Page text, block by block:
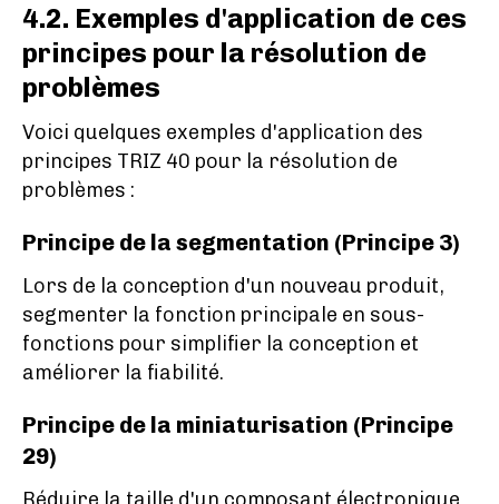
4.2. Exemples d'application de ces
principes pour la résolution de
problèmes
Voici quelques exemples d'application des
principes TRIZ 40 pour la résolution de
problèmes :
Principe de la segmentation (Principe 3)
Lors de la conception d'un nouveau produit,
segmenter la fonction principale en sous-
fonctions pour simplifier la conception et
améliorer la fiabilité.
Principe de la miniaturisation (Principe
29)